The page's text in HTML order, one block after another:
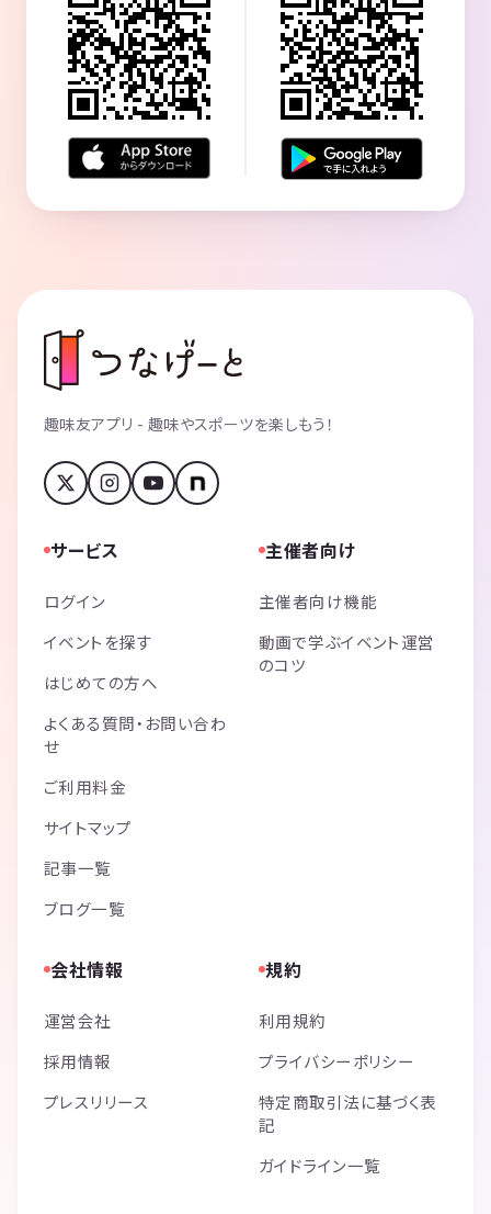
趣味友アプリ - 趣味やスポーツを楽しもう！
サービス
ログイン
イベントを探す
はじめての方へ
よくある質問・お問い合わ
せ
ご利用料金
サイトマップ
記事一覧
ブログ一覧
主催者向け
主催者向け機能
動画で学ぶイベント運営
のコツ
会社情報
運営会社
採用情報
プレスリリース
規約
利用規約
プライバシーポリシー
特定商取引法に基づく表
記
ガイドライン一覧